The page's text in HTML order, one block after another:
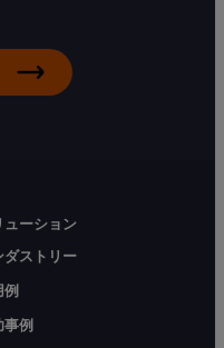
ューション
ダストリー
例
事例